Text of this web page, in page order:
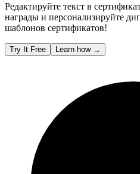
Редактируйте текст в
награды и персонализируйте
шаблонов сертификатов!
Try It Free Learn how →